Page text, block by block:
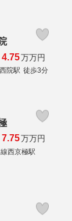
4.75万万円
院駅 徒歩3分
7.75万万円
西京極駅